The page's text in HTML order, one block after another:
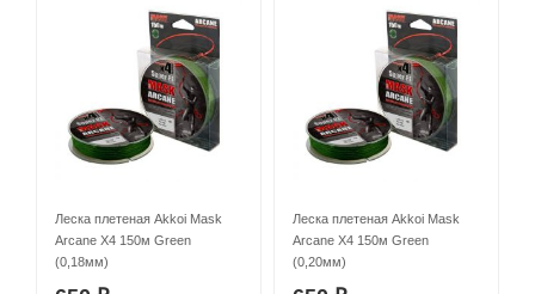
Леска плетеная Akkoi Mask
Arcane X4 150м Green
(0,18мм)
Леска плетеная Akkoi Mask
Arcane X4 150м Green
(0,20мм)